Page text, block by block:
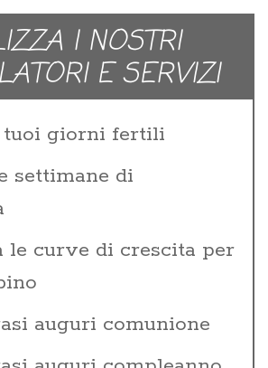
I NOSTRI
E SERVIZI
tuoi giorni fertili
settimane di
le curve di crescita per
auguri comunione